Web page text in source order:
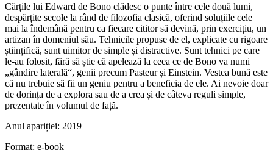
Cărțile lui Edward de Bono clădesc o punte între cele două lumi,
despărțite secole la rând de filozofia clasică, oferind soluțiile cele
mai la îndemână pentru ca fiecare cititor să devină, prin exercițiu, un
artizan în domeniul său. Tehnicile propuse de el, explicate cu rigoare
științifică, sunt uimitor de simple și distractive. Sunt tehnici pe care
le-au folosit, fără să știe că apelează la ceea ce de Bono va numi
„gândire laterală“, genii precum Pasteur și Einstein. Vestea bună este
că nu trebuie să fii un geniu pentru a beneficia de ele. Ai nevoie doar
de dorința de a explora sau de a crea și de câteva reguli simple,
prezentate în volumul de față.
Anul apariției: 2019
Format: e-book